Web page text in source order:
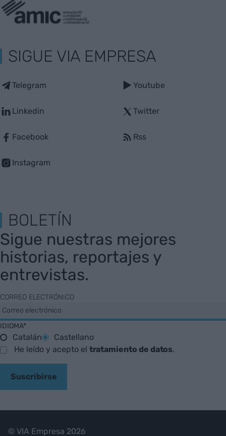
SIGUE VIA EMPRESA
Telegram
Linkedin
Facebook
Instagram
Youtube
Twitter
Rss
BOLETÍN
Sigue nuestras mejores
historias, reportajes y
entrevistas.
CORREO ELECTRÓNICO
IDIOMA*
Catalán
Castellano
He leído y acepto el tratamiento de datos.
Suscribirse
© VIA Empresa 2026